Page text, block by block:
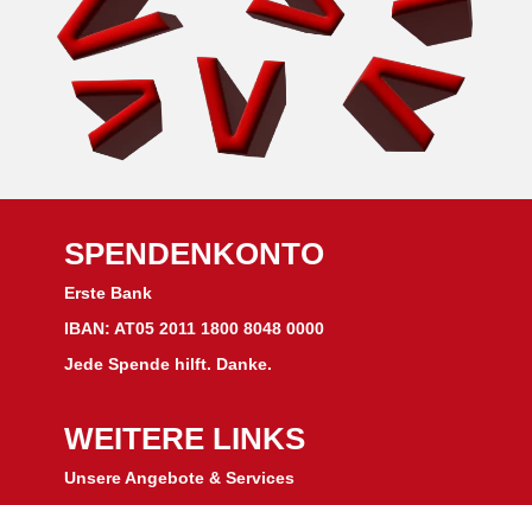
SPENDENKONTO
Erste Bank
IBAN: AT05 2011 1800 8048 0000
Jede Spende hilft. Danke.
WEITERE LINKS
Unsere Angebote & Services